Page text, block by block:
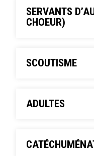
SERVANTS
CHOEUR)
SCOUTISME
ADULTES